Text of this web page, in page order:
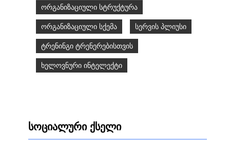
ორგანიზაციული სტრუქტურა
ორგანიზაციული სქემა სერვის პლიუსი
ტრენინგი ტრენერებისთვის
ხელოვნური ინტელექტი
სოციალური ქსელი